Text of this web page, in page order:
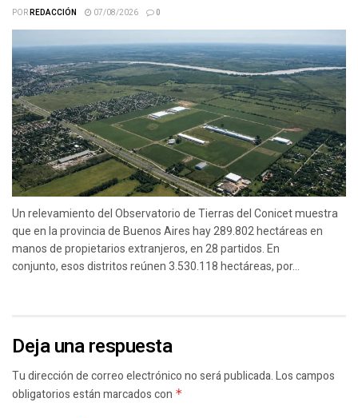
PORREDACCIÓN 07/08/2026 0
Un relevamiento del Observatorio de Tierras del Conicet muestra
que en la provincia de Buenos Aires hay 289.802 hectáreas en
manos de propietarios extranjeros, en 28 partidos. En
conjunto, esos distritos reúnen 3.530.118 hectáreas, por...
Deja una respuesta
Tu dirección de correo electrónico no será publicada.Los campos
obligatorios están marcados con *